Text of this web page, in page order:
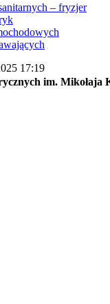
– fryzjer
17:19
im. Mikołaja